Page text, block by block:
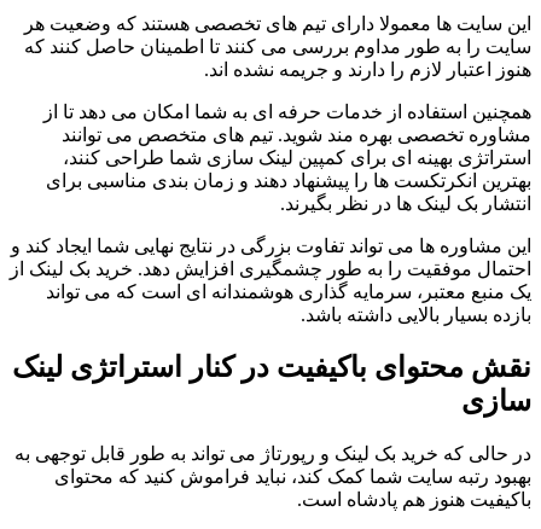
این سایت ها معمولا دارای تیم های تخصصی هستند که وضعیت هر
سایت را به طور مداوم بررسی می کنند تا اطمینان حاصل کنند که
هنوز اعتبار لازم را دارند و جریمه نشده اند.
همچنین استفاده از خدمات حرفه ای به شما امکان می دهد تا از
مشاوره تخصصی بهره مند شوید. تیم های متخصص می توانند
استراتژی بهینه ای برای کمپین لینک سازی شما طراحی کنند،
بهترین انکرتکست ها را پیشنهاد دهند و زمان بندی مناسبی برای
انتشار بک لینک ها در نظر بگیرند.
این مشاوره ها می تواند تفاوت بزرگی در نتایج نهایی شما ایجاد کند و
احتمال موفقیت را به طور چشمگیری افزایش دهد. خرید بک لینک از
یک منبع معتبر، سرمایه گذاری هوشمندانه ای است که می تواند
بازده بسیار بالایی داشته باشد.
نقش محتوای باکیفیت در کنار استراتژی لینک
سازی
در حالی که خرید بک لینک و رپورتاژ می تواند به طور قابل توجهی به
بهبود رتبه سایت شما کمک کند، نباید فراموش کنید که محتوای
باکیفیت هنوز هم پادشاه است.